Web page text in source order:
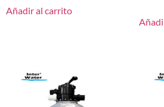
Añadir al carrito